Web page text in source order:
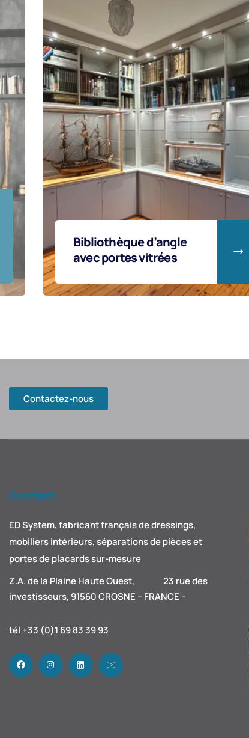
la décoration
contemporaine
Contactez-nous
Contact
ED System, fabricant français de dressings,
mobiliers intérieurs, séparations de pièces et
portes de placards sur-mesure
Z.A. de la Plaine Haute Ouest, 23 rue des
investisseurs, 91560 CROSNE – FRANCE –
tél +33 (0)1 69 83 39 93